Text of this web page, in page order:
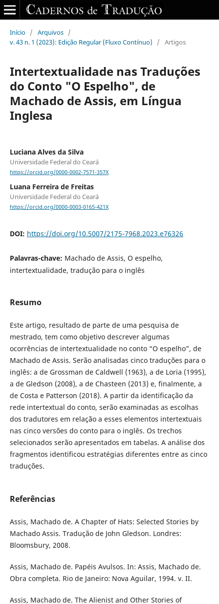
Início / Arquivos /
v. 43 n. 1 (2023): Edição Regular (Fluxo Contínuo)
/ Artigos
Intertextualidade nas Traduções
do Conto "O Espelho", de
Machado de Assis, em Língua
Inglesa
Luciana Alves da Silva
Universidade Federal do Ceará
https://orcid.org/0000-0002-7571-357X
Luana Ferreira de Freitas
Universidade Federal do Ceará
https://orcid.org/0000-0003-0165-421X
DOI: https://doi.org/10.5007/2175-7968.2023.e76326
Palavras-chave: Machado de Assis, O espelho,
intertextualidade, tradução para o inglês
Resumo
Este artigo, resultado de parte de uma pesquisa de
mestrado, tem como objetivo descrever algumas
ocorrências de intertextualidade no conto “O espelho”, de
Machado de Assis. Serão analisadas cinco traduções para o
inglês: a de Grossman de Caldwell (1963), a de Loria (1995),
a de Gledson (2008), a de Chasteen (2013) e, finalmente, a
de Costa e Patterson (2018). A partir da identificação da
rede intertextual do conto, serão examinadas as escolhas
dos tradutores em relação a esses elementos intertextuais
nas cinco versões do conto para o inglês. Os trechos
selecionados serão apresentados em tabelas. A análise dos
fragmentos identificou estratégias diferentes entre as cinco
traduções.
Referências
Assis, Machado de. A Chapter of Hats: Selected Stories by
Machado Assis. Tradução de John Gledson. Londres:
Bloomsbury, 2008.
Assis, Machado de. Papéis Avulsos. In: Assis, Machado de.
Obra completa. Rio de Janeiro: Nova Aguilar, 1994. v. II.
Assis, Machado de. The Alienist and Other Stories of